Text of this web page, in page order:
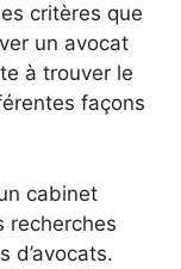
critères que
un avocat
à trouver le
façons
cabinet
recherches
d’avocats.